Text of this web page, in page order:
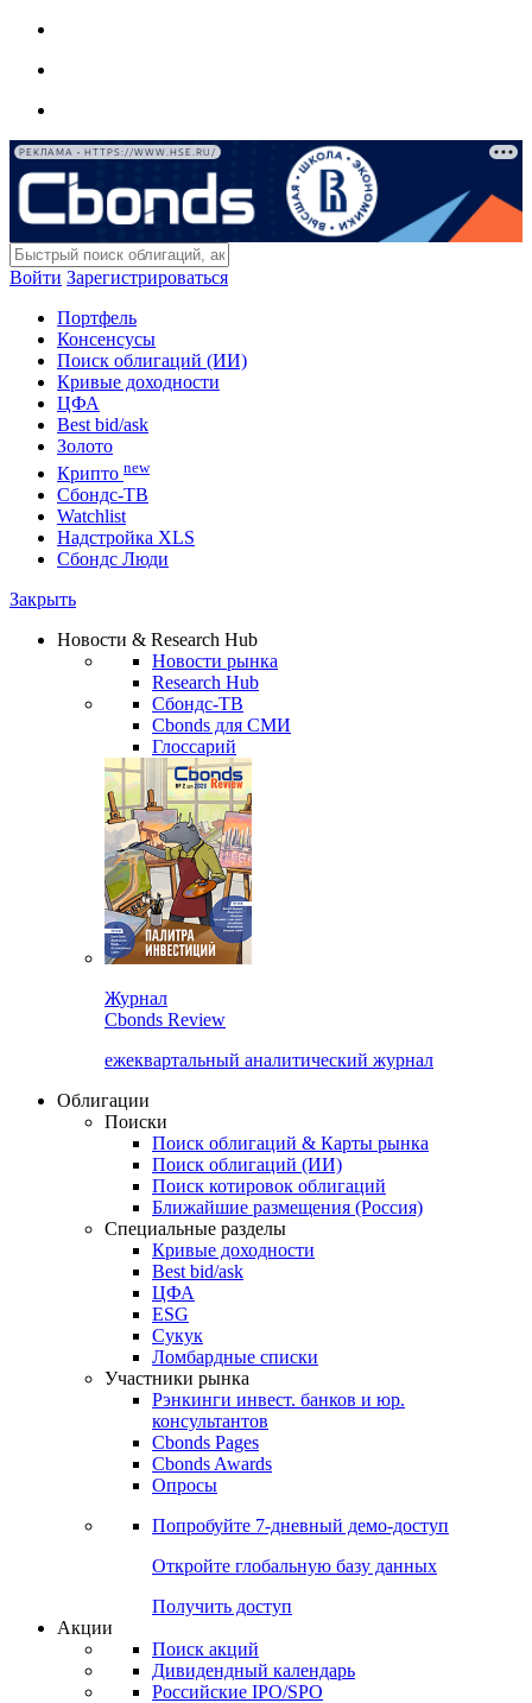
РЕКЛАМА • HTTPS://WWW.HSE.RU/
Войти Зарегистрироваться
Портфель
Консенсусы
Поиск облигаций (ИИ)
Кривые доходности
ЦФА
Best bid/ask
Золото
Крипто new
Сбондс-ТВ
Watchlist
Надстройка XLS
Сбондс Люди
Закрыть
Новости & Research Hub
Новости рынка
Research Hub
Сбондс-ТВ
Cbonds для СМИ
Глоссарий
Журнал
Cbonds Review
ежеквартальный аналитический журнал
Облигации
Поиски
Поиск облигаций & Карты рынка
Поиск облигаций (ИИ)
Поиск котировок облигаций
Ближайшие размещения (Россия)
Специальные разделы
Кривые доходности
Best bid/ask
ЦФА
ESG
Сукук
Ломбардные списки
Участники рынка
Рэнкинги инвест. банков и юр.
консультантов
Cbonds Pages
Cbonds Awards
Опросы
Попробуйте 7-дневный демо-доступ
Откройте глобальную базу данных
Получить доступ
Акции
Поиск акций
Дивидендный календарь
Российские IPO/SPO